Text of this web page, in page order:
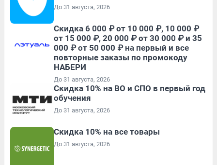
До 31 августа, 2026
Скидка 6 000 ₽ от 10 000 ₽, 10 000 ₽
от 15 000 ₽, 20 000 ₽ от 30 000 ₽ и 35
000 ₽ от 50 000 ₽ на первый и все
повторные заказы по промокоду
НАБЕРИ
До 31 августа, 2026
Скидка 10% на ВО и СПО в первый год
обучения
До 31 августа, 2026
Скидка 10% на все товары
До 31 августа, 2026